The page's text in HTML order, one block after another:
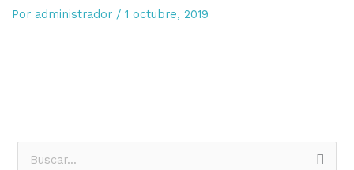
Por administrador /1 octubre, 2019